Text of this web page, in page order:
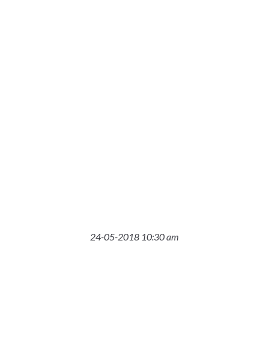
24-05-2018 10:30 am